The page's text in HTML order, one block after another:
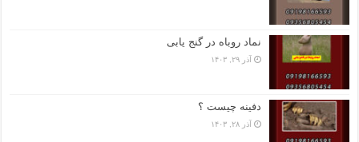
نماد روباه در گنج یابی
آذر ۲۹, ۱۴۰۳
دفینه چیست ؟
آذر ۲۸, ۱۴۰۳